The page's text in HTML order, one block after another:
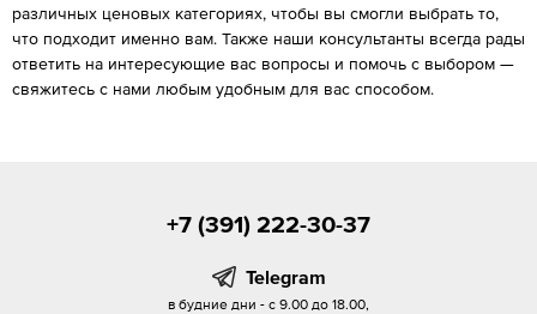
различных ценовых категориях, чтобы вы смогли выбрать то,
что подходит именно вам. Также наши консультанты всегда рады
ответить на интересующие вас вопросы и помочь с выбором —
свяжитесь с нами любым удобным для вас способом.
+7 (391) 222-30-37
Telegram
в будние дни - с 9.00 до 18.00,